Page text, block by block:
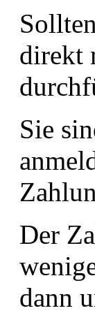
direkt
Sie
Der
dann